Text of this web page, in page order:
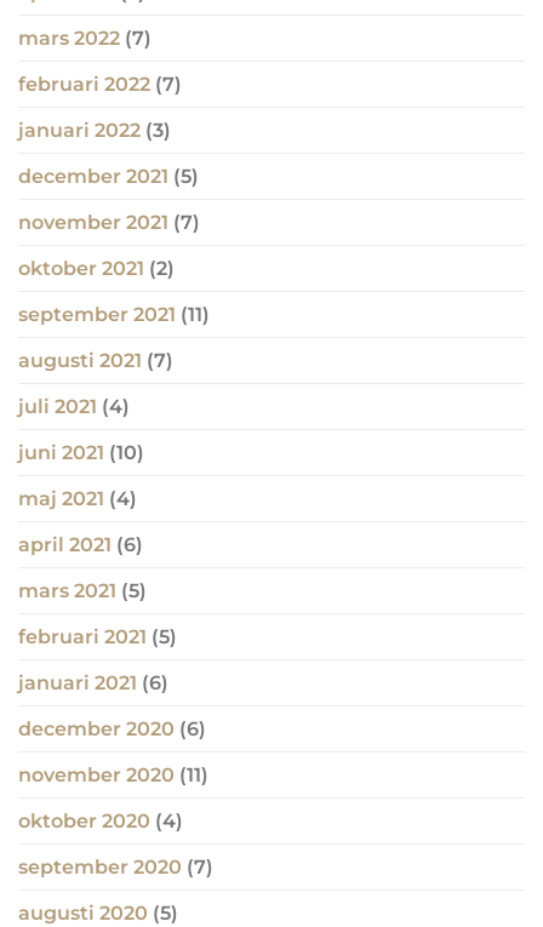
mars 2022 (7)
februari 2022 (7)
januari 2022 (3)
december 2021 (5)
november 2021 (7)
oktober 2021 (2)
september 2021 (11)
augusti 2021 (7)
juli 2021 (4)
juni 2021 (10)
maj 2021 (4)
april 2021 (6)
mars 2021 (5)
februari 2021 (5)
januari 2021 (6)
december 2020 (6)
november 2020 (11)
oktober 2020 (4)
september 2020 (7)
augusti 2020 (5)